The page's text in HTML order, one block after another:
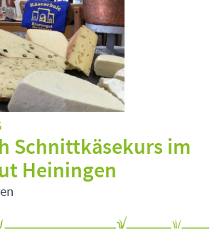
Schnittkäsekurs im
Heiningen